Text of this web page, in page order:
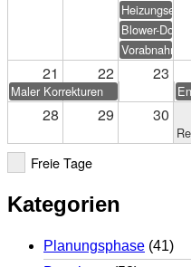
Blower-Door-
Vorabnahme
21 22 23
Maler Korrekturen
28 29 30
Freie Tage
Kategorien
Planungsphase (41)